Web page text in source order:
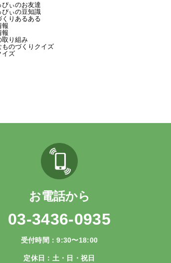
ぴぃのお友達
ぴぃの豆知識
くりあるある
報
報
取り組み
ものづくりクイズ
イズ
お電話から
03-3436-0935
受付時間：9:30〜18:00
定休日：土・日・祝日